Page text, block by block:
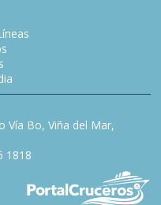
Vía Bo, Viña del Mar,
1818